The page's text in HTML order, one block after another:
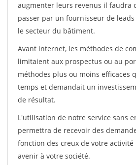
augmenter leurs revenus il faudra
passer par un fournisseur de
le secteur du bâtiment.
Avant internet, les méthodes de
limitaient aux prospectus ou au
méthodes plus ou moins efficaces
temps et demandait un
de résultat.
L'utilisation de notre service sans
permettra de recevoir des
fonction des creux de votre
avenir à votre société.